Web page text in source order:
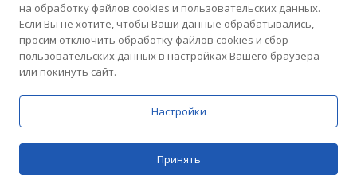
Цены Поиск
Домашний Доктор
Медицинский центр
5.0
54 отзыва
4.8
на обработку файлов cookies и пользовательских данных.
Если Вы не хотите, чтобы Ваши данные обрабатывались,
просим отключить обработку файлов cookies и сбор
пользовательских данных в настройках Вашего браузера
или покинуть сайт.
Настройки
Принять